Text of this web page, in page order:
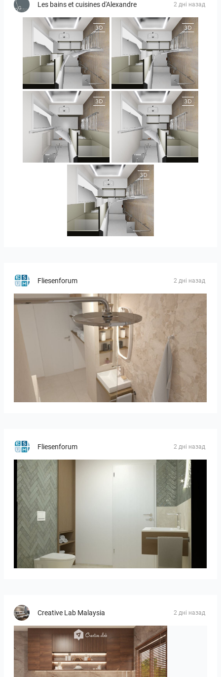
Les bains et cuisines d'Alexandre 2 дні назад
JEGOUX-PASSER JEGOUX-PASSER
JEGOUX-PASSER 2 JEGOUX-PASSER 2
JEGOUX-PASSER
Fliesenforum 2 дні назад
Bild_2
Fliesenforum 2 дні назад
Bild_02
Creative Lab Malaysia 2 дні назад